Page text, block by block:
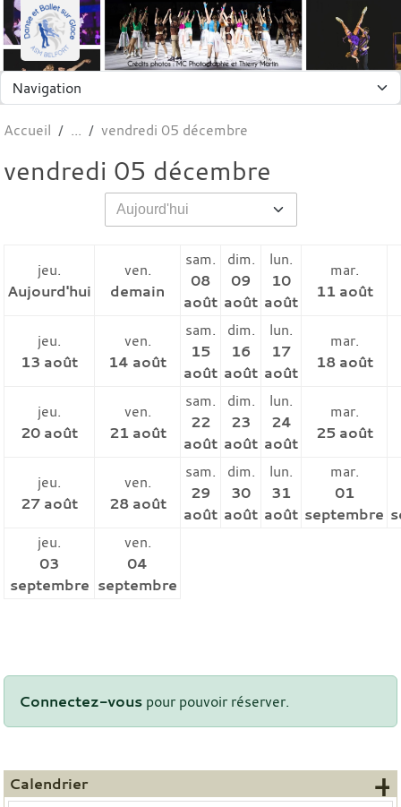
Accueil vendredi 05 décembre
vendredi 05 décembre
jeu.
Aujourd'hui
ven.
demain
sam.
08
août
dim.
09
août
lun.
10
août
mar.
11 août
jeu.
13 août
ven.
14 août
sam.
15
août
dim.
16
août
lun.
17
août
mar.
18 août
jeu.
20 août
ven.
21 août
sam.
22
août
dim.
23
août
lun.
24
août
mar.
25 août
jeu.
27 août
ven.
28 août
sam.
29
août
dim.
30
août
lun.
31
août
mar.
01
septembre
jeu.
03
septembre
ven.
04
septembre
Connectez-vous pour pouvoir réserver.
Calendrier
Panneau de gestion des cookies